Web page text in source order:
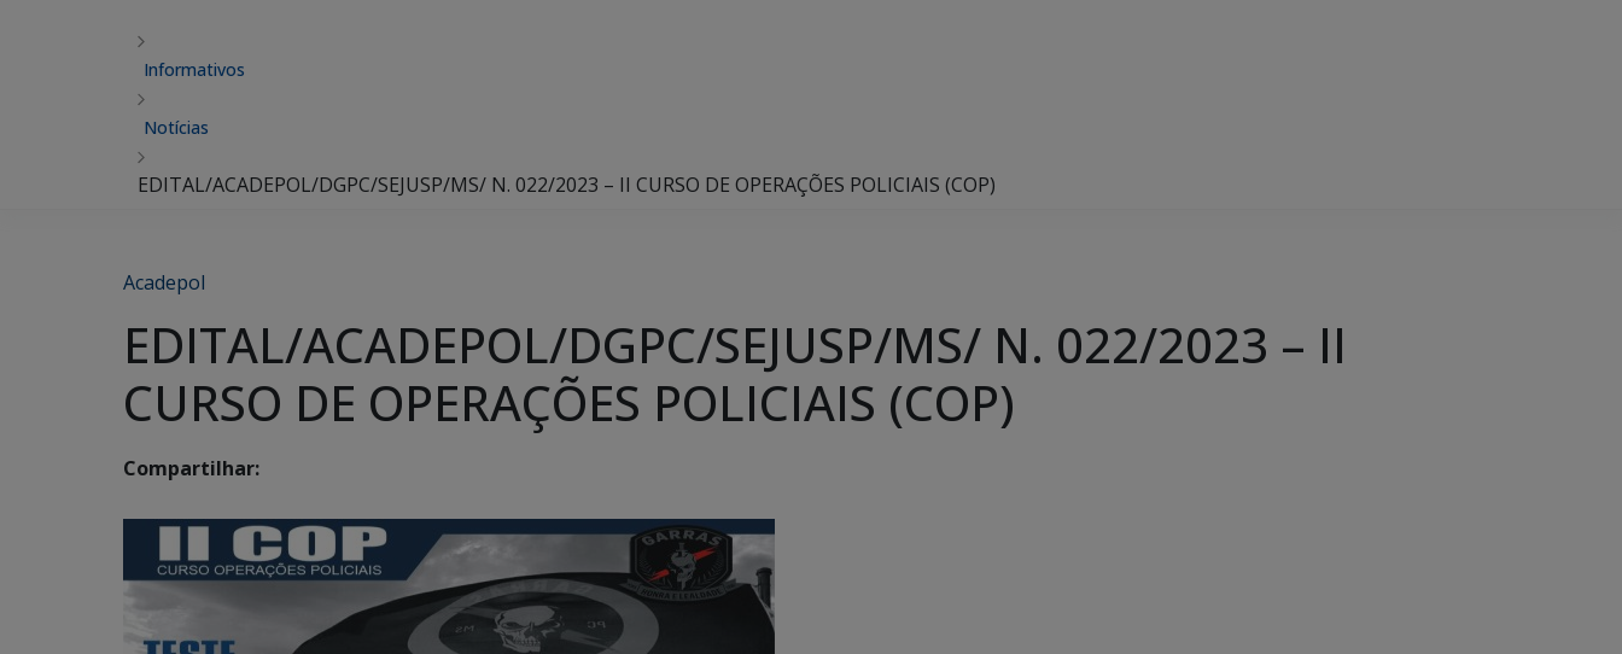
Informativos
Notícias
EDITAL/ACADEPOL/DGPC/SEJUSP/MS/ N. 022/2023 – II CURSO DE OPERAÇÕES POLICIAIS (COP)
Acadepol
EDITAL/ACADEPOL/DGPC/SEJUSP/MS/ N. 022/2023 – II
CURSO DE OPERAÇÕES POLICIAIS (COP)
Compartilhar: